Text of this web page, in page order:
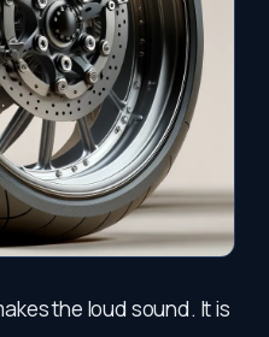
the loud sound. It is